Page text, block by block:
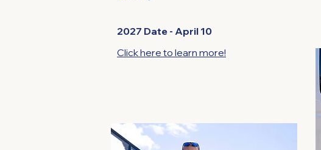
2027 Date - April 10
Click here to learn more!